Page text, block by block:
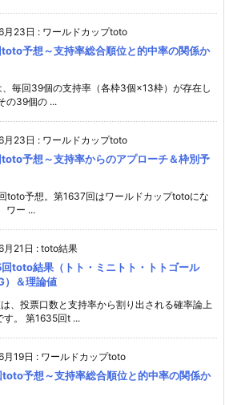
月23日 : ワールドカップtoto
予想～支持率総合順位と的中率の関係か
毎回39個の支持率（各枠3個×13枠）が存在し
の39個の ...
月23日 : ワールドカップtoto
予想～支持率からのアプローチ＆枠別予
toto予想。第1637回はワールドカップtotoにな
ワー ...
月21日 : toto結果
toto結果（トト・ミニトト・トトゴール
）＆理論値
、投票口数と支持率から割り出される確率論上
す。 第1635回t ...
月19日 : ワールドカップtoto
予想～支持率総合順位と的中率の関係か